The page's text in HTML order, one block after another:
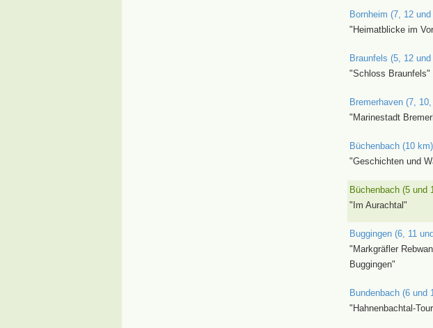
Bornheim (7, 12
"Heimatblicke im
Braunfels (5, 12
"Schloss Braunfels"
Bremerhaven (7,
"Marinestadt
Büchenbach (10 km)
"Geschichten und
Büchenbach (5 und
"Im Aurachtal"
Buggingen (6, 11
"Markgräfler
Buggingen"
Bundenbach (6 und
"Hahnenbachtal-